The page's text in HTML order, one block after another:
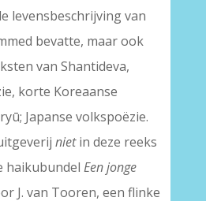
levensbeschrijving van
bevatte, maar ook
van Shantideva,
korte Koreaanse
Japanse volkspoëzie.
nietin deze reeks
haikubundel Een jonge
J. van Tooren, een flinke